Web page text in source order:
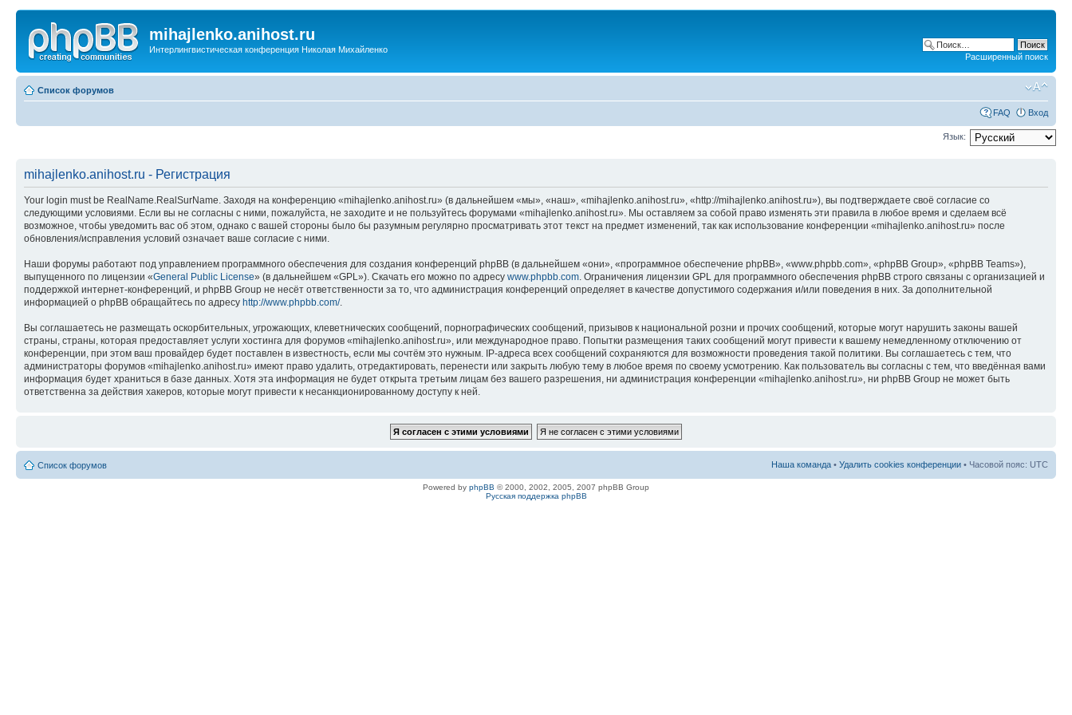
mihajlenko.anihost.ru
Интерлингвистическая конференция Николая Михайленко
Расширенный поиск
Список форумов
FAQ Вход
Язык:
mihajlenko.anihost.ru - Регистрация
Your login must be RealName.RealSurName. Заходя на конференцию «mihajlenko.anihost.ru» (в дальнейшем «мы», «наш», «mihajlenko.anihost.ru», «http://mihajlenko.anihost.ru»), вы подтверждаете своё согласие со
следующими условиями. Если вы не согласны с ними, пожалуйста, не заходите и не пользуйтесь форумами «mihajlenko.anihost.ru». Мы оставляем за собой право изменять эти правила в любое время и сделаем всё
возможное, чтобы уведомить вас об этом, однако с вашей стороны было бы разумным регулярно просматривать этот текст на предмет изменений, так как использование конференции «mihajlenko.anihost.ru» после
обновления/исправления условий означает ваше согласие с ними.
Наши форумы работают под управлением программного обеспечения для создания конференций phpBB (в дальнейшем «они», «программное обеспечение phpBB», «www.phpbb.com», «phpBB Group», «phpBB Teams»),
выпущенного по лицензии «General Public License» (в дальнейшем «GPL»). Скачать его можно по адресу www.phpbb.com. Ограничения лицензии GPL для программного обеспечения phpBB строго связаны с организацией и
поддержкой интернет-конференций, и phpBB Group не несёт ответственности за то, что администрация конференций определяет в качестве допустимого содержания и/или поведения в них. За дополнительной
информацией о phpBB обращайтесь по адресу http://www.phpbb.com/.
Вы соглашаетесь не размещать оскорбительных, угрожающих, клеветнических сообщений, порнографических сообщений, призывов к национальной розни и прочих сообщений, которые могут нарушить законы вашей
страны, страны, которая предоставляет услуги хостинга для форумов «mihajlenko.anihost.ru», или международное право. Попытки размещения таких сообщений могут привести к вашему немедленному отключению от
конференции, при этом ваш провайдер будет поставлен в известность, если мы сочтём это нужным. IP-адреса всех сообщений сохраняются для возможности проведения такой политики. Вы соглашаетесь с тем, что
администраторы форумов «mihajlenko.anihost.ru» имеют право удалить, отредактировать, перенести или закрыть любую тему в любое время по своему усмотрению. Как пользователь вы согласны с тем, что введённая вами
информация будет храниться в базе данных. Хотя эта информация не будет открыта третьим лицам без вашего разрешения, ни администрация конференции «mihajlenko.anihost.ru», ни phpBB Group не может быть
ответственна за действия хакеров, которые могут привести к несанкционированному доступу к ней.
Список форумов Наша команда • Удалить cookies конференции • Часовой пояс: UTC
Powered by phpBB © 2000, 2002, 2005, 2007 phpBB Group
Русская поддержка phpBB